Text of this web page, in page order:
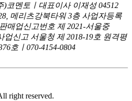
)코멘토ㅣ대표이사 이재성 04512
메리츠강북타워 3층 사업자등록
매업신고번호 제 2021-서울중
업신고 서울청 제 2018-19호 원격평
호ㅣ070-4154-0804
right reserved.